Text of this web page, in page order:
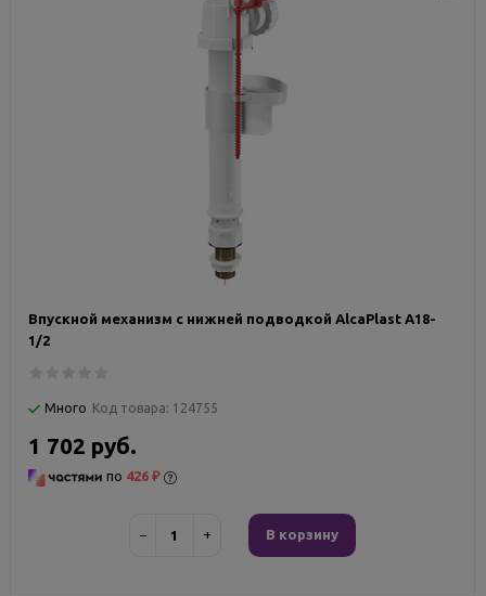
Впускной механизм с нижней подводкой AlcaPlast A18-
1/2
Много Код товара: 124755
1 702 руб.
по 426 ₽
− + В корзину